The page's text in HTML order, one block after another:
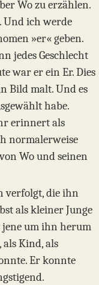
Wo zu erzählen.
Und ich werde
»er« geben.
jedes Geschlecht
war er ein Er. Dies
Bild malt. Und es
habe.
erinnert als
normalerweise
Wo und seinen
verfolgt, die ihn
als kleiner Junge
jene um ihn herum
Kind, als
Er konnte